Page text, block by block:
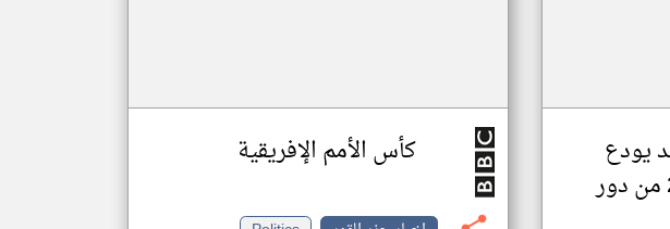
يودع
كأس إفريقيا 2025 من دور
كأس الأمم الإفريقية